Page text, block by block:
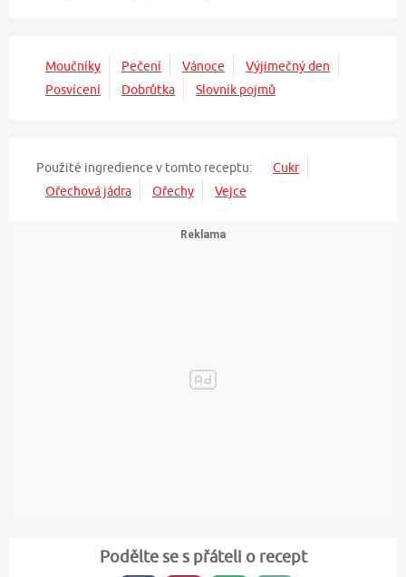
Moučníky Pečení Vánoce
Výjimečný den
Posvícení
Dobrůtka Slovník pojmů
Použité ingredience v tomto receptu:
Cukr
Ořechová jádra
Ořechy Vejce
Podělte se s přáteli o recept